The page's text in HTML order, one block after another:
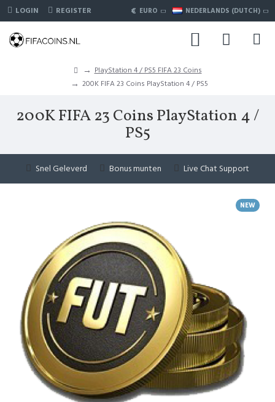
LOGIN REGISTER € EURO NEDERLANDS (DUTCH)
PlayStation 4 / PS5 FIFA 23 Coins
200K FIFA 23 Coins PlayStation 4 / PS5
200K FIFA 23 Coins PlayStation 4 /
PS5
Snel Geleverd Bonus munten Live Chat Support
NEW